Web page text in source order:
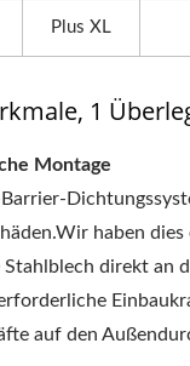
Plus XL
1
Montage
haben
direkt an
auf den